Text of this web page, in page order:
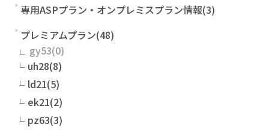
専用ASPプラン・オンプレミスプラン情報(3)
プレミアムプラン(48)
gy53
uh28(8)
ld21(5)
ek21(2)
pz63(3)